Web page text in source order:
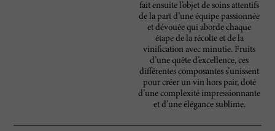
fait ensuite l’objet de soins attentifs
de la part d’une équipe passionnée
et dévouée qui aborde chaque
étape de la récolte et de la
vinification avec minutie. Fruits
d’une quête d’excellence, ces
différentes composantes s’unissent
pour créer un vin hors pair, doté
d’une complexité impressionnante
et d’une élégance sublime.